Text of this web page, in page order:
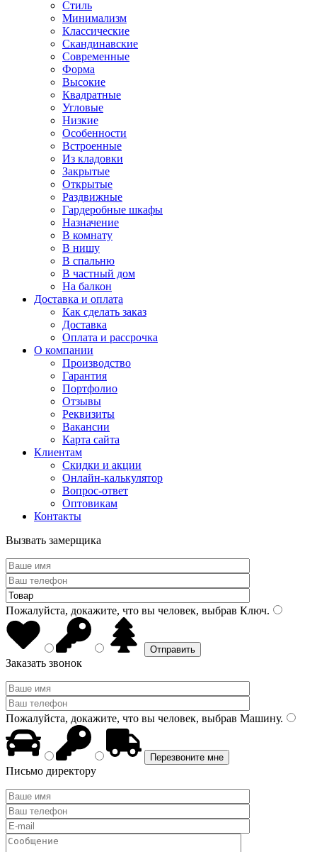
Стиль
Минимализм
Классические
Скандинавские
Современные
Форма
Высокие
Квадратные
Угловые
Низкие
Особенности
Встроенные
Из кладовки
Закрытые
Открытые
Раздвижные
Гардеробные шкафы
Назначение
В комнату
В нишу
В спальню
В частный дом
На балкон
Доставка и оплата
Как сделать заказ
Доставка
Оплата и рассрочка
О компании
Производство
Гарантия
Портфолио
Отзывы
Реквизиты
Вакансии
Карта сайта
Клиентам
Скидки и акции
Онлайн-калькулятор
Вопрос-ответ
Оптовикам
Контакты
Вызвать замерщика
Пожалуйста, докажите, что вы человек, выбрав Ключ.
Заказать звонок
Пожалуйста, докажите, что вы человек, выбрав Машину.
Письмо директору